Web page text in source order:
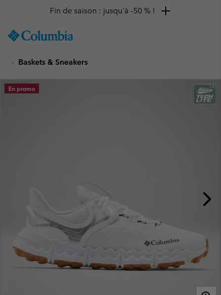
TO
SKIP
MAIN
NAV
Fin de saison : jusqu'à -50 % !
Baskets & Sneakers
En promo